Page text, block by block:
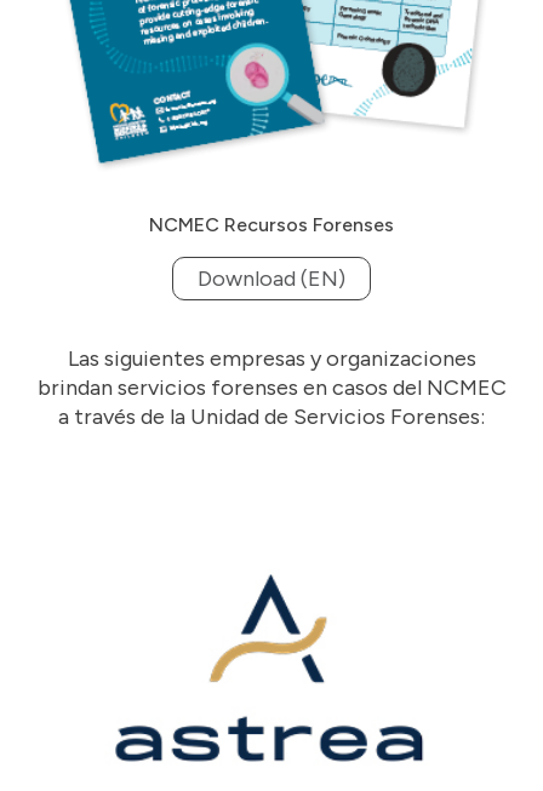
NCMEC Recursos Forenses
Download (EN)
Las siguientes empresas y organizaciones
brindan servicios forenses en casos del NCMEC
a través de la Unidad de Servicios Forenses: